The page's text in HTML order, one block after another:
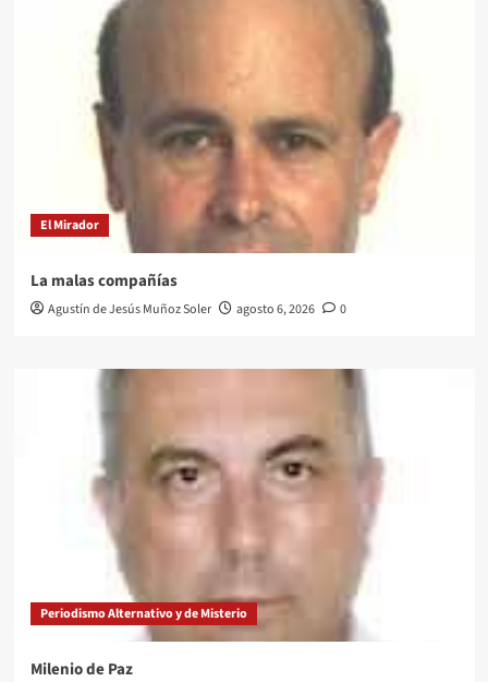
El Mirador
La malas compañías
Agustín de Jesús Muñoz Soler agosto 6, 2026 0
Periodismo Alternativo y de Misterio
Milenio de Paz